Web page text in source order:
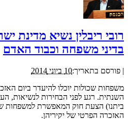
רובי ריבלין נשיא מדינת
בדיני משפחה וכבוד האדם
| פורסם בתאריך:10 ביוני 2014
משפחות שכולות יוכלו להיעדר ביום
השנתית. רגע לפני הבחירות לנשיאות,
ביתנו) הצעת חוק המאפשרת למשפחות
האזכרה הפרטי של יקיריהן.